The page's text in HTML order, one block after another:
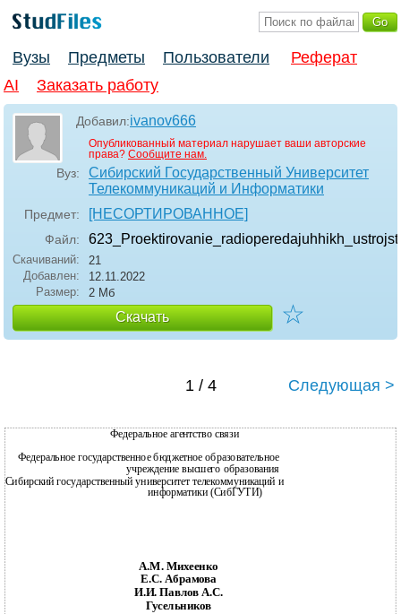
Вузы Предметы Пользователи
Реферат
AI
Заказать работу
Добавил:ivanov666
Опубликованный материал нарушает ваши авторские
права? Сообщите нам.
Вуз:
Сибирский Государственный Университет
Телекоммуникаций и Информатики
Предмет: [НЕСОРТИРОВАННОЕ]
Файл:
Скачиваний:
21
Добавлен:
12.11.2022
Размер:
2 Мб
Скачать ☆
1 / 4 Следующая >
Федеральное агентство связи
Федеральное государственное бюджетное образовательное
учреждение высшего образования
Сибирский государственный университет телекоммуникаций и
информатики (СибГУТИ)
А.М. Михеенко
Е.С. Абрамова
И.И. Павлов А.С.
Гусельников